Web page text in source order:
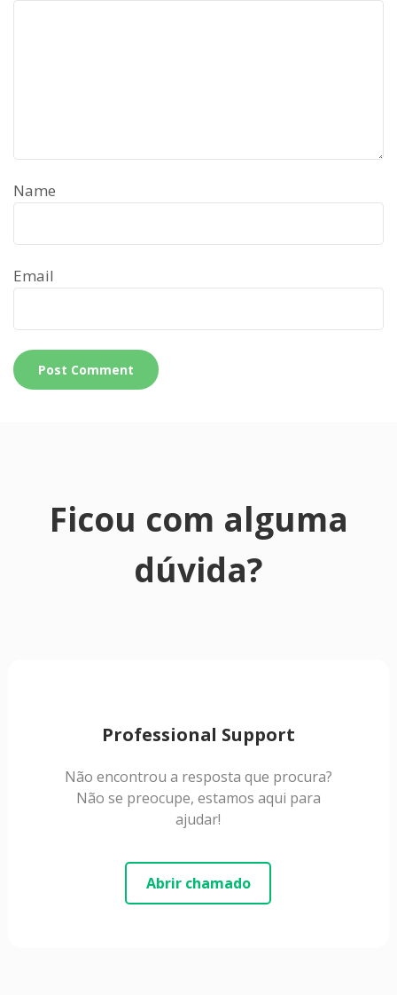
Name
Email
Ficou com alguma
dúvida?
Professional Support
Não encontrou a resposta que procura?
Não se preocupe, estamos aqui para
ajudar!
Abrir chamado